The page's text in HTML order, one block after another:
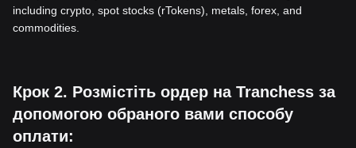
including crypto, spot stocks (rTokens), metals, forex, and
commodities.
Крок 2. Розмістіть ордер на Tranchess за
допомогою обраного вами способу
оплати: